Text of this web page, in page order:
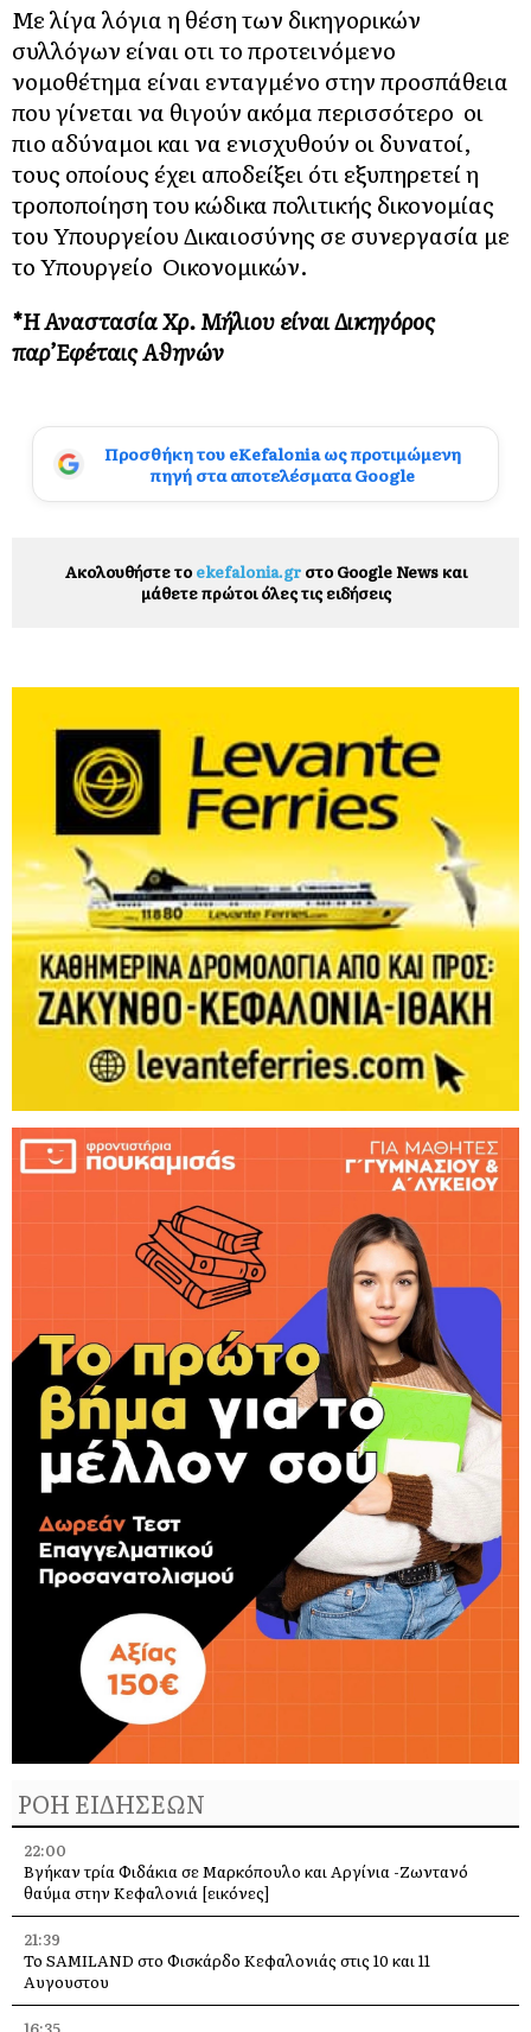
Με λίγα λόγια η θέση των δικηγορικών
συλλόγων είναι οτι το προτεινόμενο
νομοθέτημα είναι ενταγμένο στην προσπάθεια
που γίνεται να θιγούν ακόμα περισσότερο οι
πιο αδύναμοι και να ενισχυθούν οι δυνατοί,
τους οποίους έχει αποδείξει ότι εξυπηρετεί η
τροποποίηση του κώδικα πολιτικής δικονομίας
του Υπουργείου Δικαιοσύνης σε συνεργασία με
το Υπουργείο Οικονομικών.
*Η Αναστασία Χρ. Μήλιου είναι Δικηγόρος
παρ’Εφέταις Αθηνών
Προσθήκη του eKefalonia ως προτιμώμενη
πηγή στα αποτελέσματα Google
Ακολουθήστε το ekefalonia.grστο Google News και
μάθετε πρώτοι όλες τις ειδήσεις
ΡΟΗ ΕΙΔΗΣΕΩΝ
22:00
Βγήκαν τρία Φιδάκια σε Μαρκόπουλο και Αργίνια -Ζωντανό
θαύμα στην Κεφαλονιά [εικόνες]
21:39
Το SAMILAND στο Φισκάρδο Κεφαλονιάς στις 10 και 11
Αυγουστου